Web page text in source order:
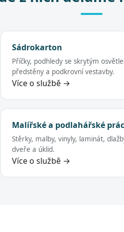
Sádrokarton
Příčky, podhledy se skrytým
předstěny a podkrovní vestavby.
Více o službě →
Malířské a podlahářské
Stěrky, malby, vinyly, laminát,
dveře a úklid.
Více o službě →